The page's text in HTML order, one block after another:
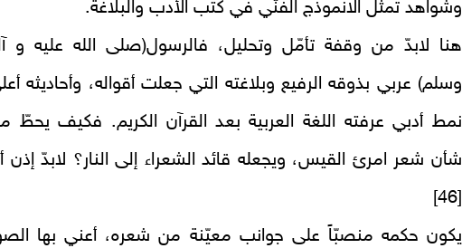
وشواهد تمثّل الانموذج الفنّي في كتب الأدب والبلاغة.
هنا لابدّ من وقفة تأمّل وتحليل، فالرسول(صلى الله عليه و
وسلم) عربي بذوقه الرفيع وبلاغته التي جعلت أقواله، وأحاديثه
نمط أدبي عرفته اللغة العربية بعد القرآن الكريم. فكيف يحطّ
شأن شعر امرئ القيس، ويجعله قائد الشعراء إلى النار؟ لابدّ إذن
[46]
يكون حكمه منصبّاً على جوانب معيّنة من شعره، أعني بها